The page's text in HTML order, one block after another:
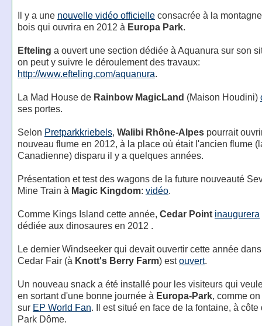
Il y a une nouvelle vidéo officielleconsacrée à la
bois qui ouvrira en 2012 à Europa Park.
Efteling a ouvert une section dédiée à Aquanura sur son
on peut y suivre le déroulement des travaux:
http://www.efteling.com/aquanura.
La Mad House de Rainbow MagicLand (Maison Houdini)
ses portes.
Selon Pretparkkriebels, Walibi Rhône-Alpespourrait
nouveau flume en 2012, à la place où était l'ancien flume
Canadienne) disparu il y a quelques années.
Présentation et test des wagons de la future nouveauté
Mine Train à Magic Kingdom: vidéo.
Comme Kings Island cette année, Cedar Point inaugurera
dédiée aux dinosaures en 2012 .
Le dernier Windseeker qui devait ouvertir cette année
Cedar Fair (à Knott's Berry Farm) estouvert.
Un nouveau snack a été installé pour les visiteurs qui
en sortant d'une bonne journée à Europa-Park, comme
sur EP World Fan. Il est situé en face de la fontaine, à
Park Dôme.